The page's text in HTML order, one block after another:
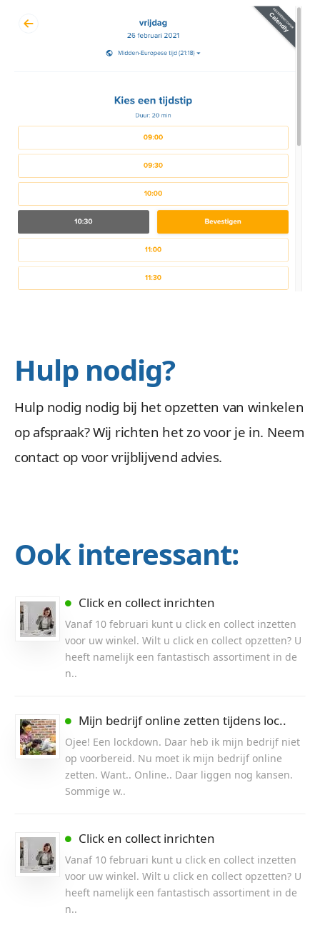
Hulp nodig?
Hulp nodig nodig bij het opzetten van winkelen
op afspraak? Wij richten het zo voor je in. Neem
contact op voor vrijblijvend advies.
Ook interessant:
Click en collect inrichten
Vanaf 10 februari kunt u click en collect inzetten
voor uw winkel. Wilt u click en collect opzetten? U
heeft namelijk een fantastisch assortiment in de
n..
Mijn bedrijf online zetten tijdens loc..
Ojee! Een lockdown. Daar heb ik mijn bedrijf niet
op voorbereid. Nu moet ik mijn bedrijf online
zetten. Want.. Online.. Daar liggen nog kansen.
Sommige w..
Click en collect inrichten
Vanaf 10 februari kunt u click en collect inzetten
voor uw winkel. Wilt u click en collect opzetten? U
heeft namelijk een fantastisch assortiment in de
n..